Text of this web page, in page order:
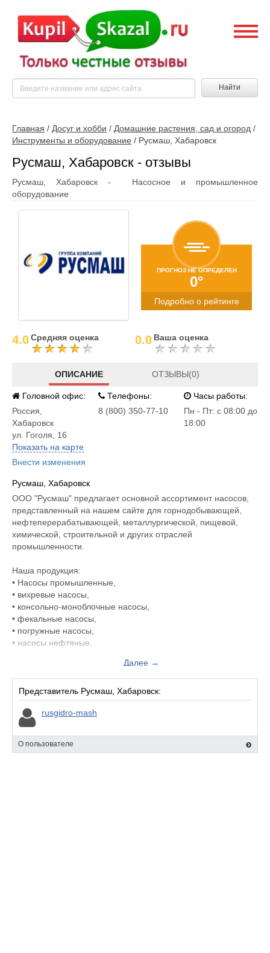
Найти
Главная / Досуг и хобби / Домашние растения, сад и огород /
Инструменты и оборудование / Русмаш, Хабаровск
Русмаш, Хабаровск - отзывы
Русмаш, Хабаровск - Насосное и промышленное
оборудование
ПРОГНОЗ НЕ ОПРЕДЕЛЕН
0°
Подробно о рейтинге
4.0Средняя оценка 0.0 Ваша оценка
ОПИСАНИЕ ОТЗЫВЫ(0)
Головной офис:
Россия
Хабаровск
ул. Гоголя, 16
Показать на карте
Внести изменения
Телефоны:
8 (800) 350-77-10
Часы работы:
Пн - Пт: с 08:00 до
18:00
Русмаш, Хабаровск
ООО "Русмаш" предлагает основной ассортимент насосов,
представленный на нашем сайте для горнодобывающей,
нефтеперерабатывающей, металлургической, пищевой,
химической, строительной и других отраслей
промышленности.
Наша продукция:
• Насосы промышленные,
• вихревые насосы,
• консольно-моноблочные насосы,
• фекальные насосы,
• погружные насосы,
• насосы нефтяные,
• насосы дренажные
• запорная арматура.
• Тельферы, тали, лебедки
• Дизельные электростанции и насосные установки
• Вентиляционное оборудование
• Станции управления
• Насосы иностранного производства
Далее →
Представитель Русмаш, Хабаровск:
rusgidro-mash
О пользователе